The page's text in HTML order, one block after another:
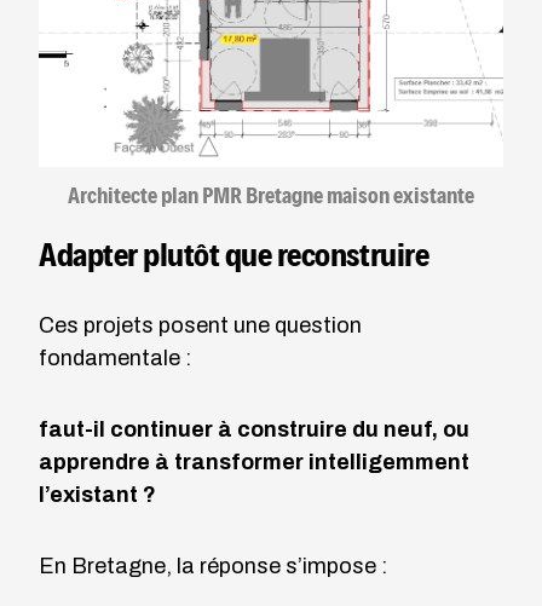
Architecte plan PMR Bretagne maison existante
Adapter plutôt que reconstruire
Ces projets posent une question
fondamentale :
faut-il continuer à construire du neuf, ou
apprendre à transformer intelligemment
l’existant ?
En Bretagne, la réponse s’impose :